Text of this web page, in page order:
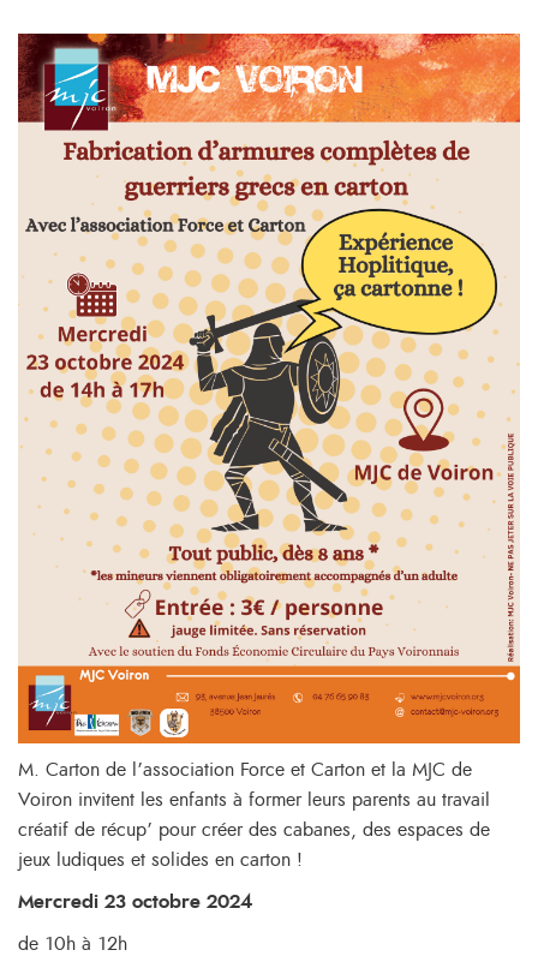
M. Carton de l’association Force et Carton et la MJC de
Voiron invitent les enfants à former leurs parents au travail
créatif de récup’ pour créer des cabanes, des espaces de
jeux ludiques et solides en carton !
Mercredi 23 octobre 2024
de 10h à 12h